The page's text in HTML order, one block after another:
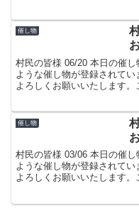
催し物
村民の皆様 06/20 本日の催
ような催し物が登録されてい
よろしくお願いいたします。
催し物
村民の皆様 03/06 本日の催
ような催し物が登録されてい
よろしくお願いいたします